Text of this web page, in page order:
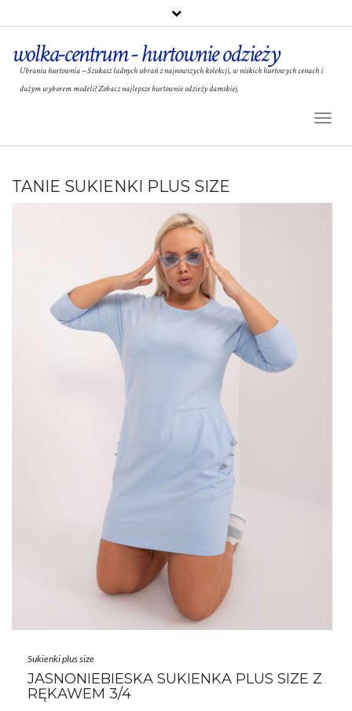
wolka-centrum - hurtownie odzieży
Ubrania hurtownia – Szukasz ładnych ubrań z najnowszych kolekcji, w niskich hurtowych cenach i
dużym wyborem modeli? Zobacz najlepsze hurtownie odzieży damskiej.
TANIE SUKIENKI PLUS SIZE
Sukienki plus size
JASNONIEBIESKA SUKIENKA PLUS SIZE Z
RĘKAWEM 3/4